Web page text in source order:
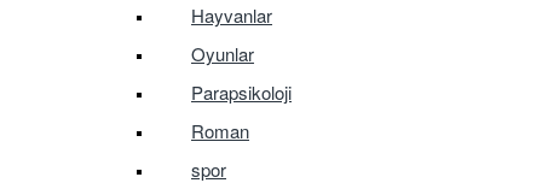
Hayvanlar
Oyunlar
Parapsikoloji
Roman
spor